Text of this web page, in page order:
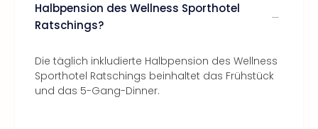
Halbpension des Wellness Sporthotel
Ratschings?
Die täglich inkludierte Halbpension des Wellness
Sporthotel Ratschings beinhaltet das Frühstück
und das 5-Gang-Dinner.